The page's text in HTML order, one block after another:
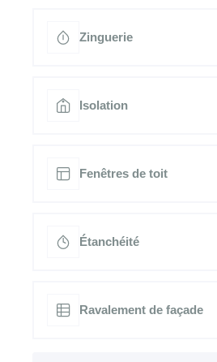
Zinguerie
Isolation
Fenêtres de toit
Étanchéité
Ravalement de façade